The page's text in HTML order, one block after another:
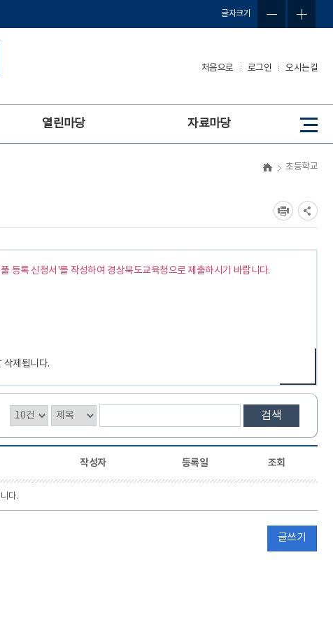
글자크기
처음으로 로그인 오시는길
사
이
트
열린마당 자료마당
초등학교
등록 신청서'를 작성하여 경상북도교육청으로 제출하시기 바랍니다.
삭제됩니다.
검색
작성자 등록일 조회
다.
글쓰기